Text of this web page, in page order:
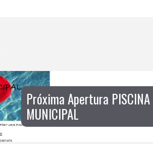
Próxima Apertura PISCINA
MUNICIPAL